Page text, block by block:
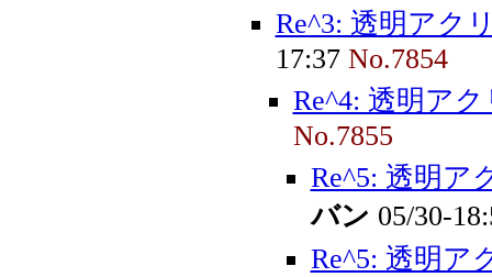
Re^3: 透明アク
17:37 No.7854
Re^4: 透明ア
No.7855
Re^5: 透明ア
バン 05/30-
Re^5: 透明ア